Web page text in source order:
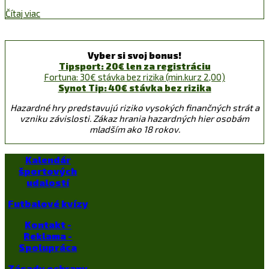
Čítaj viac
Vyber si svoj bonus!
Tipsport: 20€ len za registráciu
Fortuna: 30€ stávka bez rizika (min.kurz 2,00)
Synot Tip: 40€ stávka bez rizika
Hazardné hry predstavujú riziko vysokých finančných strát a
vzniku závislosti. Zákaz hrania hazardných hier osobám
mladším ako 18 rokov.
Kalendár
športových
udalostí
Futbalové kvízy
Kontakt -
Reklama -
Spolupráca